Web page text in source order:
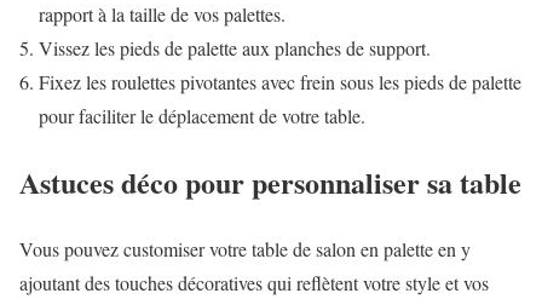
rapport à la taille de vos palettes.
Vissez les pieds de palette aux planches de support.
Fixez les roulettes pivotantes avec frein sous les pieds de palette
pour faciliter le déplacement de votre table.
Astuces déco pour personnaliser sa table
Vous pouvez customiser votre table de salon en palette en y
ajoutant des touches décoratives qui reflètent votre style et vos